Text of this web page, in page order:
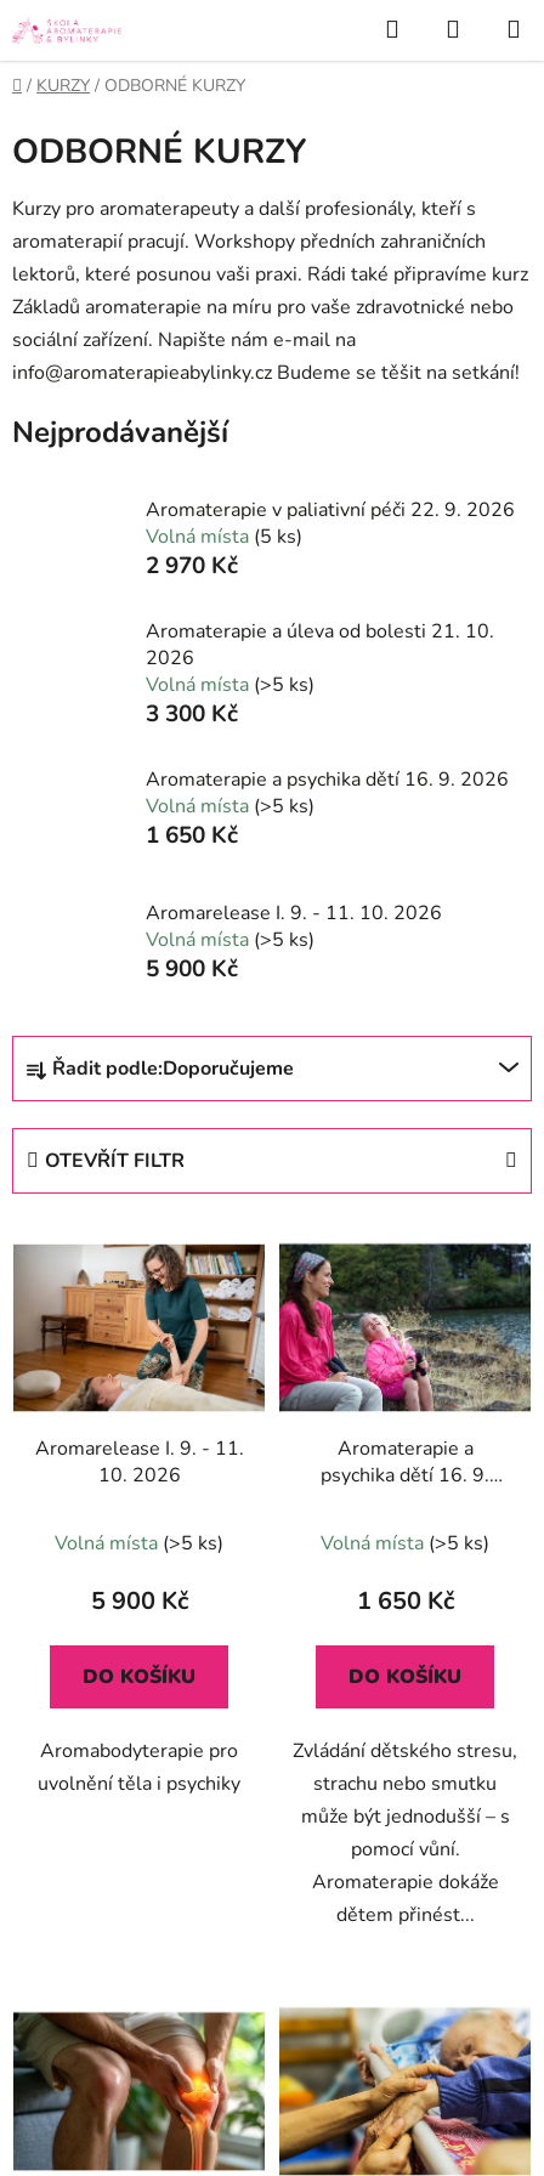
Přejít
na
obsah
Hledat
KOŠÍK
Domů
/ KURZY / ODBORNÉ KURZY
ODBORNÉ KURZY
Kurzy pro aromaterapeuty a další profesionály, kteří s
aromaterapií pracují. Workshopy předních zahraničních
lektorů, které posunou vaši praxi. Rádi také připravíme kurz
Základů aromaterapie na míru pro vaše zdravotnické nebo
sociální zařízení. Napište nám e-mail na
info@aromaterapieabylinky.cz Budeme se těšit na setkání!
Nejprodávanější
Aromaterapie v paliativní péči 22. 9. 2026
Volná místa (5 ks)
2 970 Kč
Aromaterapie a úleva od bolesti 21. 10.
2026
Volná místa (>5 ks)
3 300 Kč
Aromaterapie a psychika dětí 16. 9. 2026
Volná místa (>5 ks)
1 650 Kč
Aromarelease I. 9. - 11. 10. 2026
Volná místa (>5 ks)
5 900 Kč
Ř
z
p
d
u
k
Řadit podle:Doporučujeme
OTEVŘÍT FILTR
V
s
p
r
Aromarelease I. 9. - 11.
10. 2026
Volná místa (>5 ks)
5 900 Kč
DO KOŠÍKU
Aromabodyterapie pro
uvolnění těla i psychiky
Aromaterapie a
psychika dětí 16. 9.
hodnocení
produktu
5,0
z
hvězdiček.
Volná místa (>5 ks)
1 650 Kč
DO KOŠÍKU
Zvládání dětského stresu,
strachu nebo smutku
může být jednodušší – s
pomocí vůní.
Aromaterapie dokáže
dětem přinést...